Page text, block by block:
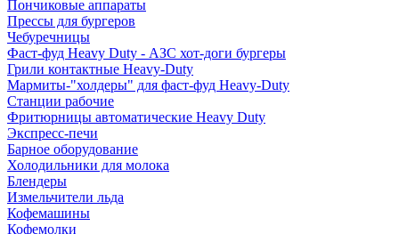
Пончиковые аппараты
Прессы для бургеров
Чебуречницы
Фаст-фуд Heavy Duty - АЗС хот-доги бургеры
Грили контактные Heavy-Duty
Мармиты-"холдеры" для фаст-фуд Heavy-Duty
Станции рабочие
Фритюрницы автоматические Heavy Duty
Экспресс-печи
Барное оборудование
Холодильники для молока
Блендеры
Измельчители льда
Кофемашины
Кофемолки